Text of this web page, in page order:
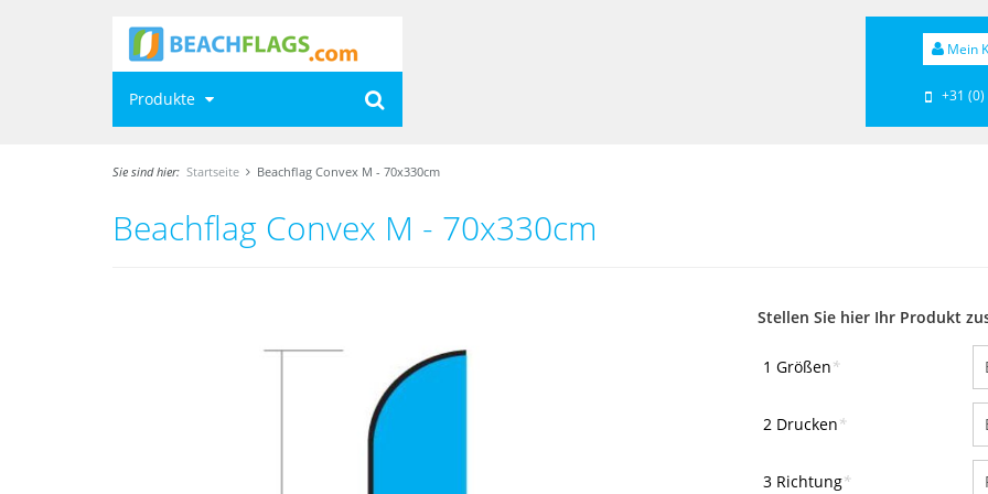
Produkte
Mein
+31
Sie sind hier: Startseite Beachflag Convex M - 70x330cm
Beachflag Convex M - 70x330cm
Stellen Sie hier Ihr Produkt
1 Größen*
2 Drucken*
3 Richtung*